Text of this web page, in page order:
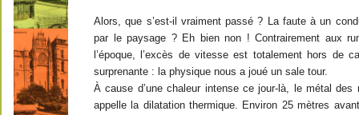
Alors, que s’est-il vraiment passé ? La faute à un
par le paysage ? Eh bien non ! Contrairement aux
l’époque, l’excès de vitesse est totalement hors de
surprenante : la physique nous a joué un sale tour.
À cause d’une chaleur intense ce jour-là, le métal des
appelle la dilatation thermique. Environ 25 mètres